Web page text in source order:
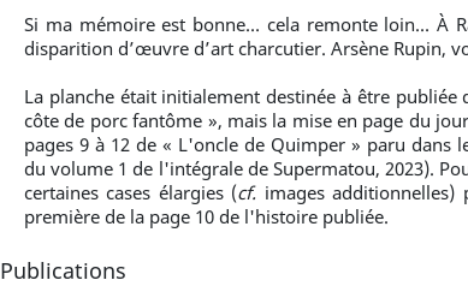
Si ma mémoire est bonne… cela remonte loin… À
disparition d’œuvre d’art charcutier. Arsène Rupin,
La planche était initialement destinée à être publiée
côte de porc fantôme », mais la mise en page du
pages 9 à 12 de « L'oncle de Quimper » paru dans
du volume 1 de l'intégrale de Supermatou, 2023).
certaines cases élargies (cf. images
première de la page 10 de l'histoire publiée.
Publications